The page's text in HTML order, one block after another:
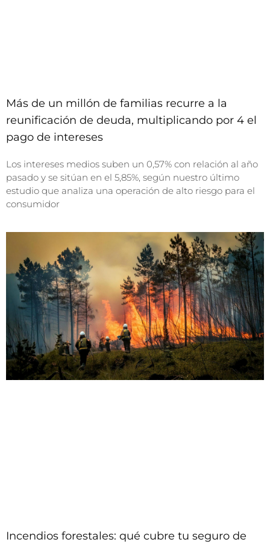
Más de un millón de familias recurre a la
reunificación de deuda, multiplicando por 4 el
pago de intereses
Los intereses medios suben un 0,57% con relación al año
pasado y se sitúan en el 5,85%, según nuestro último
estudio que analiza una operación de alto riesgo para el
consumidor
Incendios forestales: qué cubre tu seguro de